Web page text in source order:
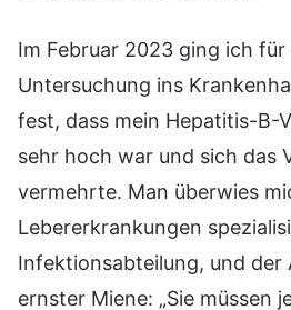
Im Februar 2023 ging ich
Untersuchung ins
fest, dass mein Hepatitis-B-
sehr hoch war und sich das
vermehrte. Man überwies
Lebererkrankungen
Infektionsabteilung, und der
ernster Miene: „Sie müssen